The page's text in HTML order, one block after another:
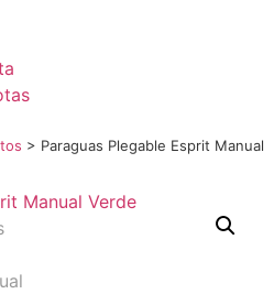
> Paraguas Plegable Esprit Manual